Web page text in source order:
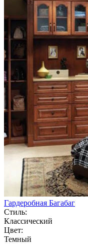
Гардеробная Багабаг
Стиль:
Классический
Цвет:
Темный